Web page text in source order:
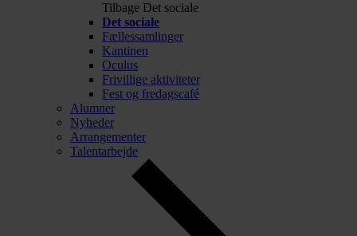
Tilbage Det sociale
Det sociale
Fællessamlinger
Kantinen
Oculus
Frivillige aktiviteter
Fest og fredagscafé
Alumner
Nyheder
Arrangementer
Talentarbejde